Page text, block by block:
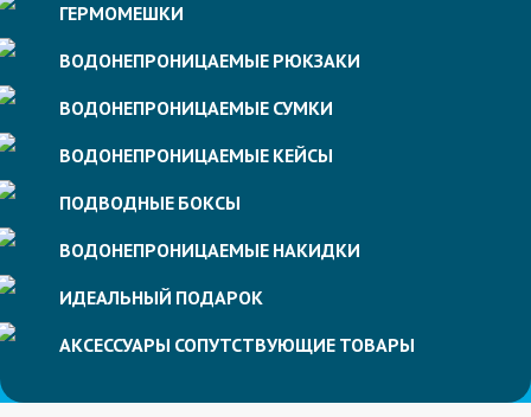
ГЕРМОМЕШКИ
ВОДОНЕПРОНИЦАЕМЫЕ РЮКЗАКИ
ВОДОНЕПРОНИЦАЕМЫЕ СУМКИ
ВОДОНЕПРОНИЦАЕМЫЕ КЕЙСЫ
ПОДВОДНЫЕ БОКСЫ
ВОДОНЕПРОНИЦАЕМЫЕ НАКИДКИ
ИДЕАЛЬНЫЙ ПОДАРОК
АКСЕССУАРЫ СОПУТСТВУЮЩИЕ ТОВАРЫ